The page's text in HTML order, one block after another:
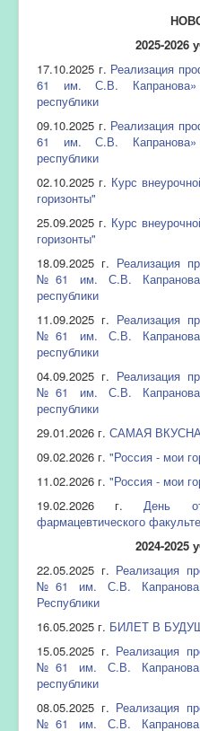
2025-2026
17.10.2025 г. Реализация
61 им. С.В. Капранова»
республики
09.10.2025 г. Реализация
61 им. С.В. Капранова»
республики
02.10.2025 г. Курс
горизонты"
25.09.2025 г. Курс
горизонты"
18.09.2025 г. Реализация
№61 им. С.В.
республики
11.09.2025 г. Реализация
№61 им. С.В.
республики
04.09.2025 г. Реализация
№61 им. С.В.
республики
29.01.2026 г. САМАЯ
09.02.2026 г. "Россия - мои
11.02.2026 г. "Россия - мои
19.02.2026 г. ️День
фармацевтического
2024-2025
22.05.2025 г. Реализация
№61 им. С.В.
Республики
16.05.2025 г. БИЛЕТ В
15.05.2025 г. Реализация
№61 им. С.В.
республики
08.05.2025 г. Реализация
№61 им. С.В.